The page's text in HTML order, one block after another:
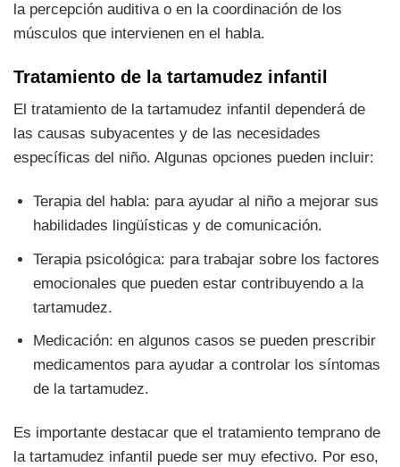
la percepción auditiva o en la coordinación de los
músculos que intervienen en el habla.
Tratamiento de la tartamudez infantil
El tratamiento de la tartamudez infantil dependerá de
las causas subyacentes y de las necesidades
específicas del niño. Algunas opciones pueden incluir:
Terapia del habla: para ayudar al niño a mejorar sus
habilidades lingüísticas y de comunicación.
Terapia psicológica: para trabajar sobre los factores
emocionales que pueden estar contribuyendo a la
tartamudez.
Medicación: en algunos casos se pueden prescribir
medicamentos para ayudar a controlar los síntomas
de la tartamudez.
Es importante destacar que el tratamiento temprano de
la tartamudez infantil puede ser muy efectivo. Por eso,